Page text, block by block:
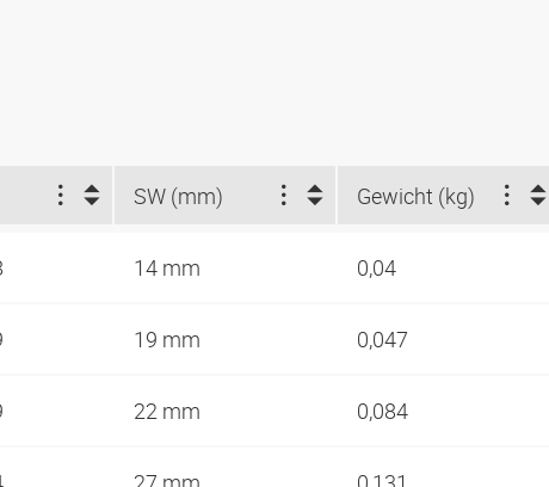
SW (mm) Gewicht (kg)
14 mm 0,04
19 mm 0,047
22 mm 0,084